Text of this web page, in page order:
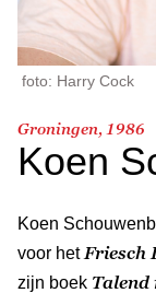
foto: Harry Cock
Groningen, 1986
Koen
Koen
voor het Friesch
zijn boek Talend